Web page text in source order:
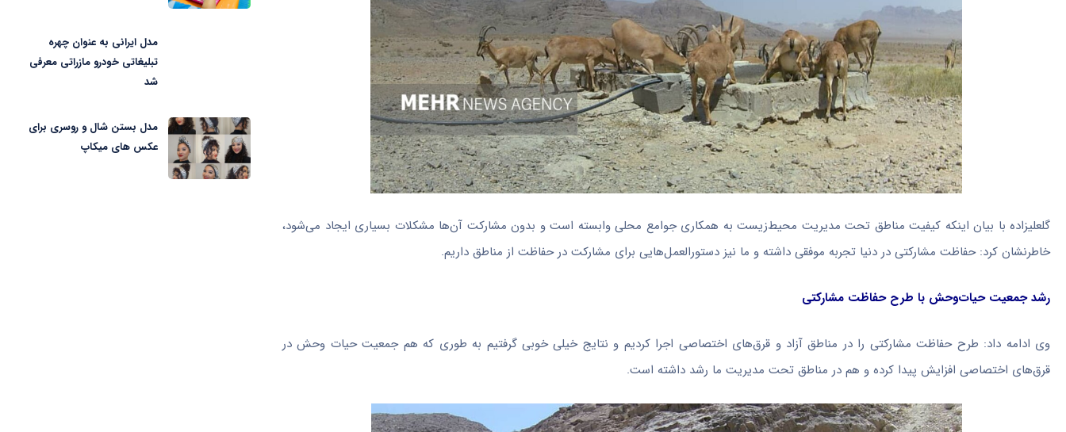
گلعلیزاده با بیان اینکه کیفیت مناطق تحت مدیریت محیط‌زیست به همکاری جوامع محلی وابسته است و بدون مشارکت آن‌ها مشکلات بسیاری ایجاد می‌شود،
خاطرنشان کرد: حفاظت مشارکتی در دنیا تجربه موفقی داشته و ما نیز دستورالعمل‌هایی برای مشارکت در حفاظت از مناطق داریم.
رشد جمعیت حیات‌وحش با طرح حفاظت مشارکتی
وی ادامه داد: طرح حفاظت مشارکتی را در مناطق آزاد و قرق‌های اختصاصی اجرا کردیم و نتایج خیلی خوبی گرفتیم به طوری که هم جمعیت حیات وحش در
قرق‌های اختصاصی افزایش پیدا کرده و هم در مناطق تحت مدیریت ما رشد داشته است.
مدل ایرانی به عنوان چهره
تبلیغاتی خودرو مازراتی معرفی
شد
مدل بستن شال و روسری برای
عکس های میکاپ